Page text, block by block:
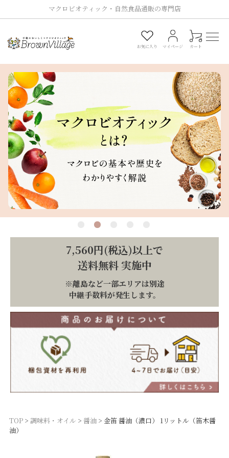
マクロビオティック・自然食品通販の専門店
お気に入り マイページ カート
0
7,560円(税込)以上で
送料無料 実施中
※離島など一部エリアは別途
中継手数料が発生します。
TOP 調味料・オイル 醤油
金笛 醤油（濃口） 1リットル（笛木醤
油）